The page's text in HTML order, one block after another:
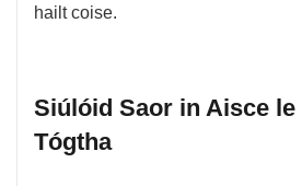
hailt coise.
Siúlóid Saor in Aisce
Tógtha